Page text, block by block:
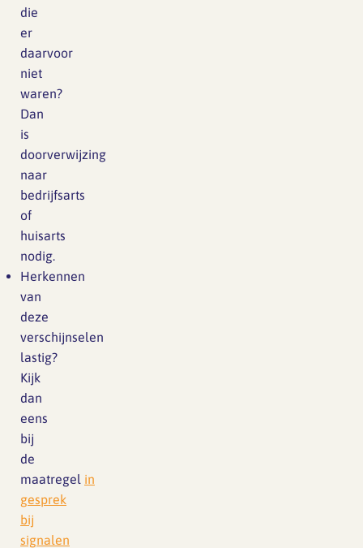
die
er
daarvoor
niet
waren?
Dan
is
doorverwijzing
naar
bedrijfsarts
of
huisarts
nodig.
Herkennen
van
deze
verschijnselen
lastig?
Kijk
dan
eens
bij
de
maatregel in
gesprek
bij
signalen